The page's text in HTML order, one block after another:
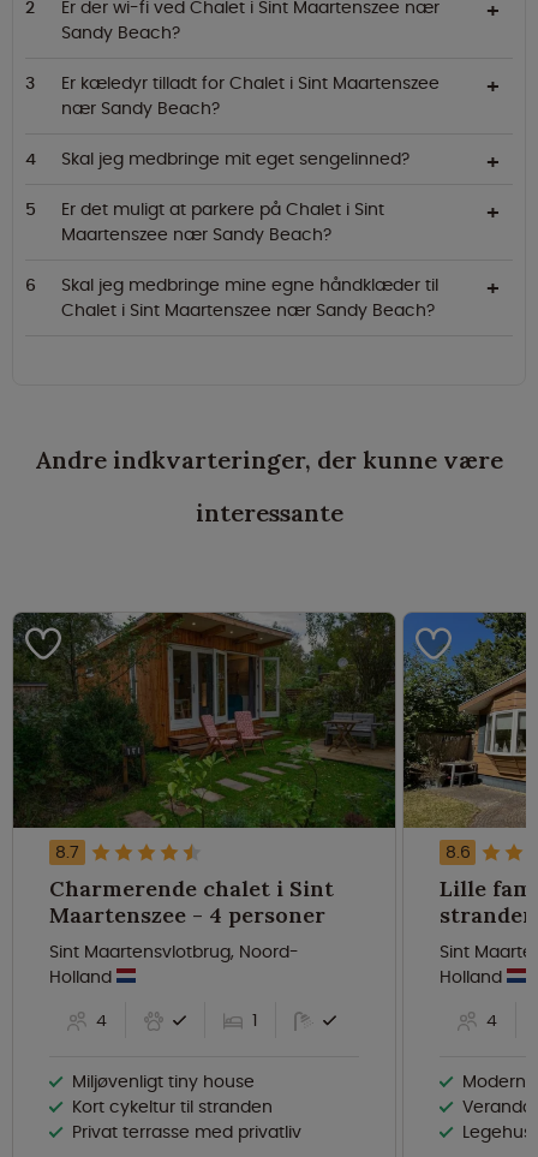
Er der wi-fi ved Chalet i Sint Maartenszee nær
Sandy Beach?
Er kæledyr tilladt for Chalet i Sint Maartenszee
nær Sandy Beach?
Skal jeg medbringe mit eget sengelinned?
Er det muligt at parkere på Chalet i Sint
Maartenszee nær Sandy Beach?
Skal jeg medbringe mine egne håndklæder til
Chalet i Sint Maartenszee nær Sandy Beach?
Andre indkvarteringer, der kunne være
interessante
8.7
Charmerende chalet i Sint
Maartenszee - 4 personer
Sint Maartensvlotbrug, Noord-
Holland
4
1
Miljøvenligt tiny house
Kort cykeltur til stranden
Privat terrasse med privatliv
8.6
Lille
Sint
Holland
4